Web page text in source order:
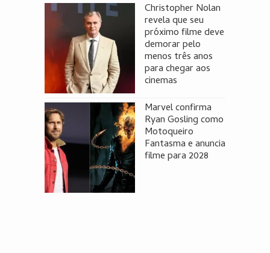
Christopher Nolan
revela que seu
próximo filme deve
demorar pelo
menos três anos
para chegar aos
cinemas
Marvel confirma
Ryan Gosling como
Motoqueiro
Fantasma e anuncia
filme para 2028